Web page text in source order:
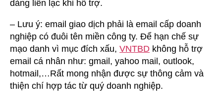
dàng liên lạc khi hỗ trợ.
– Lưu ý: email giao dịch phải là email cấp doanh
nghiệp có đuôi tên miền công ty. Để hạn chế sự
mạo danh vì mục đích xấu, VNTBD không hỗ trợ
email cá nhân như: gmail, yahoo mail, outlook,
hotmail,…Rất mong nhận được sự thông cảm và
thiện chí hợp tác từ quý doanh nghiệp.